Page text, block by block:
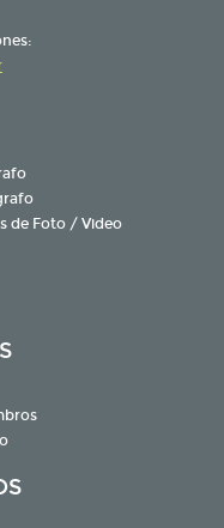
de Foto / Video